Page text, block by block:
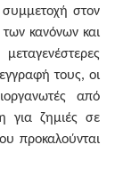
συμμετοχή στον
κανόνων και
τους, οι
από
για ζημιές σε
προκαλούνται